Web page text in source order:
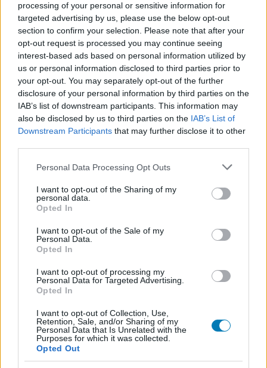
processing of your personal or sensitive information for
targeted advertising by us, please use the below opt-out
section to confirm your selection. Please note that after your
opt-out request is processed you may continue seeing
interest-based ads based on personal information utilized by
us or personal information disclosed to third parties prior to
your opt-out. You may separately opt-out of the further
disclosure of your personal information by third parties on the
IAB’s list of downstream participants. This information may
also be disclosed by us to third parties on the IAB’s List of
Downstream Participants that may further disclose it to other
Please note that this website/app uses one or more Google
not limited to your visit or usage behaviour. You may click to
grant or deny consent to Google and its third-party tags to
use your data for below specified purposes in below Google
consent section.
Personal Data Processing Opt Outs
I want to opt-out of the Sharing of my
personal data.
Opted In
I want to opt-out of the Sale of my
Personal Data.
Opted In
I want to opt-out of processing my
Personal Data for Targeted Advertising.
Opted In
I want to opt-out of Collection, Use,
Retention, Sale, and/or Sharing of my
Personal Data that Is Unrelated with the
Purposes for which it was collected.
Opted Out
lövöldéje, a Marathon sem hozta meg a várt áttörést,
mert,csak egy nagyon vékony réteg számára igazán
szórakoztató.
Elemzők szerint aMarathoneddig körülbelül 1,2
millió példányban fogyhatott, ennek közel 70
százaléka PC-n.
A Sony korábban már jelezte, hogy a Bungie
függetlensége fokozatosan csökkenhet, ha a stúdió nem
következő időszakban komoly vezetői átalakítások és
további leépítések jöhetnek.
Az pedig senkinek sem jó, ha a Bungie elveszíti az
működését. Bár teljes bezárásról egyelőre nincs szó,
egyre valószínűbbnek tűnik, hogy a Bungie nem
működhet tovább ugyanabban a formában, mint eddig.
Semmi spam, csak napi 2-3 értesítés Viberen, hogy
képben maradj a játék- és filmvilág, a geek kultúra
legérdekesebb híreivel.